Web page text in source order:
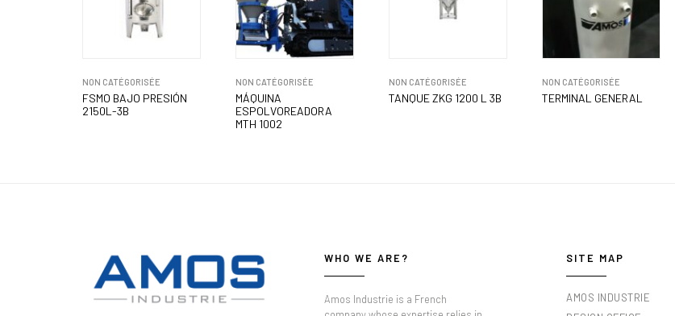
NON CATÉGORISÉE
FSMO BAJO PRESIÓN
2150L-3B
NON CATÉGORISÉE
MÁQUINA
ESPOLVOREADORA
MTH 1002
NON CATÉGORISÉE
TANQUE ZKG 1200 L 3B
NON CATÉGORISÉE
TERMINAL GENERAL
WHO WE ARE?
Amos Industrie is a French
SITE MAP
AMOS INDUSTRIE